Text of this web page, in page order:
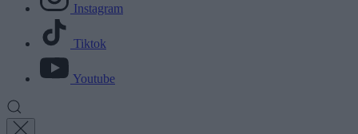
Instagram
Tiktok
Youtube